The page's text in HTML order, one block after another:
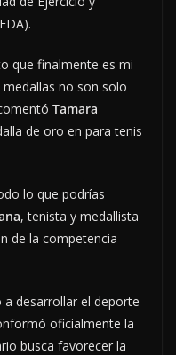
que finalmente es mi
no son solo
Tamara
de oro en para tenis
lo que podrías
, tenista y medallista
de la competencia
desarrollar el deporte
oficialmente la
busca favorecer la